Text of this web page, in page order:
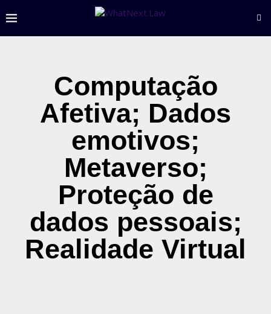
Computação
Afetiva; Dados
emotivos;
Metaverso;
Proteção de
dados pessoais;
Realidade Virtual